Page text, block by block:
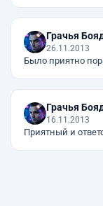
Грачья
26.11.2013
Было приятно
Грачья
16.11.2013
Приятный и